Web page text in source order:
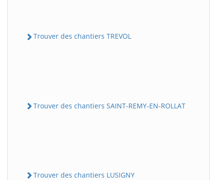
Trouver des chantiers TREVOL
Trouver des chantiers SAINT-REMY-EN-ROLLAT
Trouver des chantiers LUSIGNY